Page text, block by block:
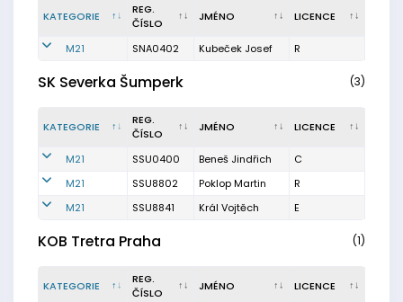
KATEGORIE
REG.
ČÍSLO
JMÉNO LICENCE
M21 SNA0402 Kubeček Josef R
SK Severka Šumperk (3)
KATEGORIE
REG.
ČÍSLO
JMÉNO LICENCE
M21 SSU0400 Beneš Jindřich
C
M21
SSU8802 Poklop Martin
R
M21
SSU8841 Král Vojtěch E
KOB Tretra Praha (1)
KATEGORIE
REG.
ČÍSLO
JMÉNO LICENCE